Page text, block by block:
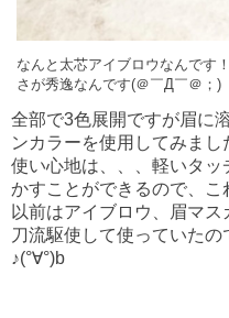
なんと太芯アイブロウなんです
さが秀逸なんです(＠￣Д￣＠；)
全部で3色展開ですが眉に
ンカラーを使用してみまし
使い心地は、、、軽いタ
かすことができるので、こ
以前はアイブロウ、眉マ
刀流駆使して使っていた
♪(°∀°)b